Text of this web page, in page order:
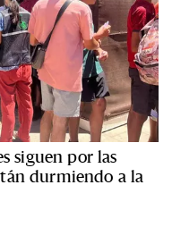
siguen por las
durmiendo a la